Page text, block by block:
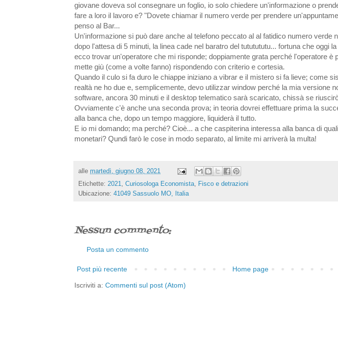
giovane doveva sol consegnare un foglio, io solo chiedere un'informazione o
fare a loro il lavoro e? "Dovete chiamar il numero verde per prendere
penso al Bar...
Un'informazione si può dare anche al telefono peccato al al fatidico numero verde
dopo l'attesa di 5 minuti, la linea cade nel baratro del tututututu... fortuna che oggi
ecco trovar un'operatore che mi risponde; doppiamente grata perché l'operatore è
mette giù (come a volte fanno) rispondendo con criterio e cortesia.
Quando il culo si fa duro le chiappe iniziano a vibrar e il mistero si fa lieve; come
realtà ne ho due e, semplicemente, devo utilizzar window perché la mia versione
software, ancora 30 minuti e il desktop telematico sarà scaricato, chissà se
Ovviamente c'è anche una seconda prova; in teoria dovrei effettuare prima la
alla banca che, dopo un tempo maggiore, liquiderà il tutto.
E io mi domando; ma perché? Cioè... a che caspiterina interessa alla banca di
monetari? Qundi farò le cose in modo separato, al limite mi arriverà la multa!
alle martedì, giugno 08, 2021
Etichette: 2021, Curiosologa Economista, Fisco e detrazioni
Ubicazione: 41049 Sassuolo MO, Italia
Nessun commento:
Posta un commento
Post più recente Home page
Iscriviti a: Commenti sul post (Atom)